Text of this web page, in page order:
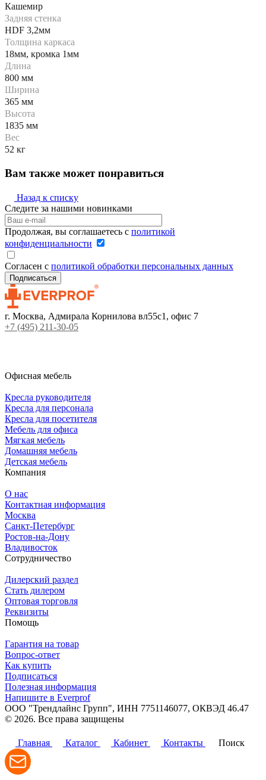
Кашемир
Задняя стенка
HDF 3,2мм
Толщина каркаса
18мм, кромка 1мм
Длина
800 мм
Ширина
365 мм
Высота
1835 мм
Вес
52 кг
Вам также может понравиться
Назад к списку
Следите за нашими новинками
Продолжая, вы соглашаетесь с политикой
конфиденциальности
Согласен с политикой обработки персональных данных
г. Москва, Адмирала Корнилова вл55с1, офис 7
+7 (495) 211-30-05
Офисная мебель
Кресла руководителя
Кресла для персонала
Кресла для посетителя
Мебель для офиса
Мягкая мебель
Домашняя мебель
Детская мебель
Компания
О нас
Контактная информация
Москва
Санкт-Петербург
Ростов-на-Дону
Владивосток
Сотрудничество
Дилерский раздел
Стать дилером
Оптовая торговля
Реквизиты
Помощь
Гарантия на товар
Вопрос-ответ
Как купить
Подписаться
Полезная информация
Напишите в Everprof
ООО "Трендлайнс Групп", ИНН 7751146077, ОКВЭД 46.47
© 2026. Все права защищены
Главная
Каталог Кабинет Контакты Поиск